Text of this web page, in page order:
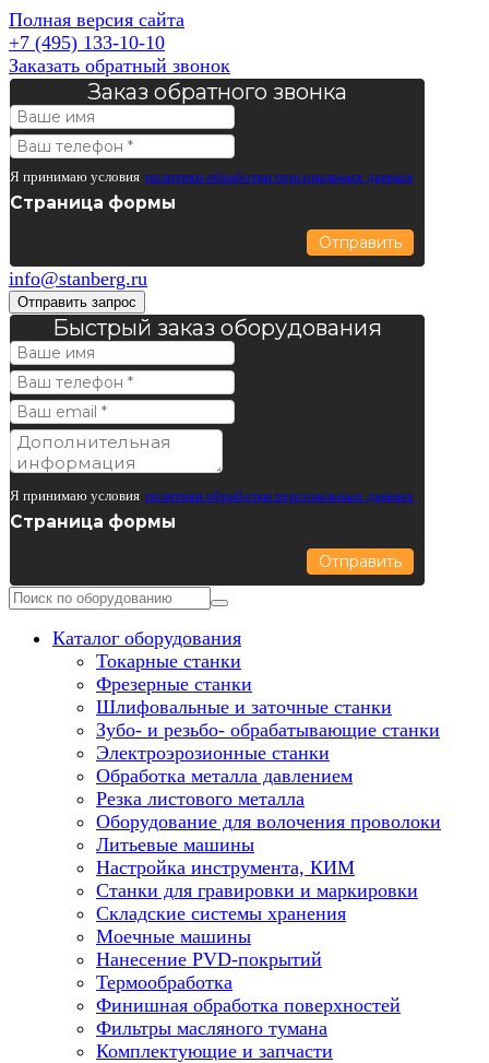
Полная версия сайта
+7 (495) 133-10-10
Заказать обратный звонок
Заказ обратного звонка
Я принимаю условия политики обработки персональных данных
Страница формы
Отправить
info@stanberg.ru
Отправить запрос
Быстрый заказ оборудования
Я принимаю условия политики обработки персональных данных
Страница формы
Отправить
Каталог оборудования
Токарные станки
Фрезерные станки
Шлифовальные и заточные станки
Зубо- и резьбо- обрабатывающие станки
Электроэрозионные станки
Обработка металла давлением
Резка листового металла
Оборудование для волочения проволоки
Литьевые машины
Настройка инструмента, КИМ
Станки для гравировки и маркировки
Складские системы хранения
Моечные машины
Нанесение PVD-покрытий
Термообработка
Финишная обработка поверхностей
Фильтры масляного тумана
Комплектующие и запчасти